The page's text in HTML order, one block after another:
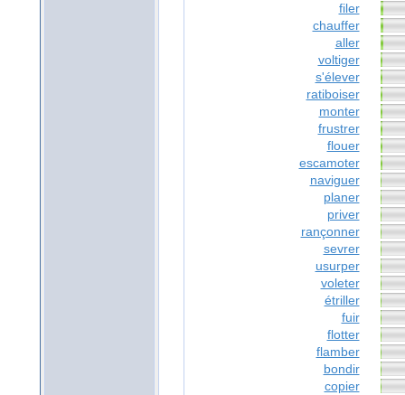
filer
chauffer
aller
voltiger
s'élever
ratiboiser
monter
frustrer
flouer
escamoter
naviguer
planer
priver
rançonner
sevrer
usurper
voleter
étriller
fuir
flotter
flamber
bondir
copier